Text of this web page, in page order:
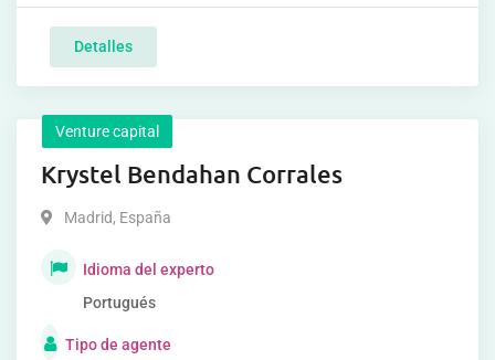
Detalles
Venture capital
Krystel Bendahan Corrales
Madrid, España
Idioma del experto
Portugués
Tipo de agente